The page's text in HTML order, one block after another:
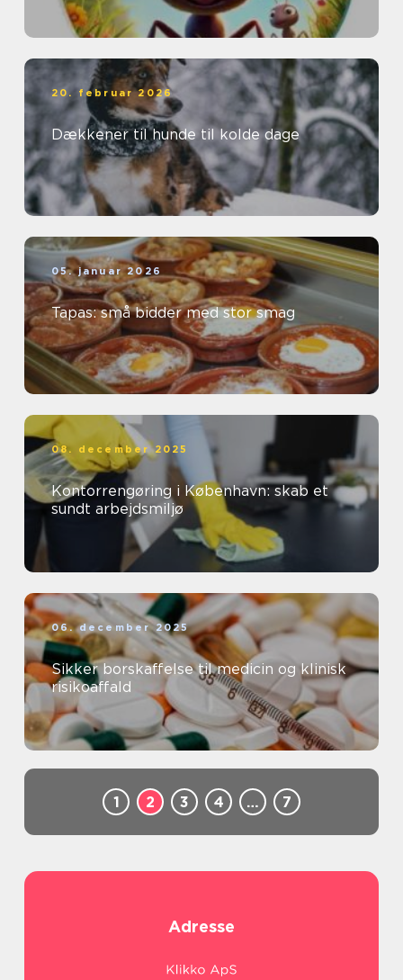
20. februar 2026
Dækkener til hunde til kolde dage
05. januar 2026
Tapas: små bidder med stor smag
08. december 2025
Kontorrengøring i København: skab et
sundt arbejdsmiljø
06. december 2025
Sikker borskaffelse til medicin og klinisk
risikoaffald
1 2 3 4 … 7
Adresse